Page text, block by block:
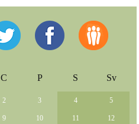
C P S Sv
2 3 4 5
9 10 11 12